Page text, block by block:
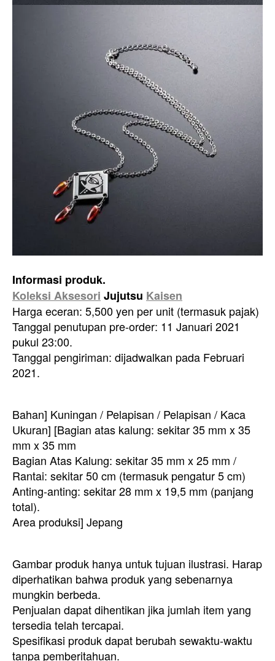
Informasi produk.
Koleksi Aksesori Jujutsu Kaisen
Harga eceran: 5,500 yen per unit (termasuk pajak)
Tanggal penutupan pre-order: 11 Januari 2021
pukul 23:00.
Tanggal pengiriman: dijadwalkan pada Februari
2021.
Bahan] Kuningan / Pelapisan / Pelapisan / Kaca
Ukuran] [Bagian atas kalung: sekitar 35 mm x 35
mm x 35 mm
Bagian Atas Kalung: sekitar 35 mm x 25 mm /
Rantai: sekitar 50 cm (termasuk pengatur 5 cm)
Anting-anting: sekitar 28 mm x 19,5 mm (panjang
total).
Area produksi] Jepang
Gambar produk hanya untuk tujuan ilustrasi. Harap
diperhatikan bahwa produk yang sebenarnya
mungkin berbeda.
Penjualan dapat dihentikan jika jumlah item yang
tersedia telah tercapai.
Spesifikasi produk dapat berubah sewaktu-waktu
tanpa pemberitahuan.